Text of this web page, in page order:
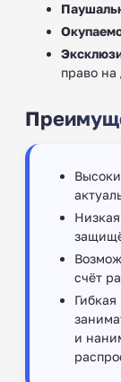
право на
счёт
и